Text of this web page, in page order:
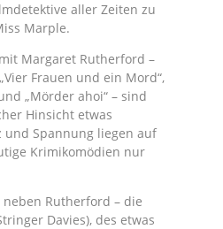
aller Zeiten zu
Marple.
Margaret Rutherford –
Frauen und ein Mord“,
„Mörder ahoi“ – sind
Hinsicht etwas
Spannung liegen auf
Krimikomödien nur
Rutherford – die
Davies), des etwas